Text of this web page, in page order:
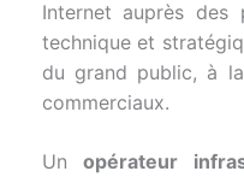
Internet auprès des
technique et
du grand public, à
commerciaux.
Unopérateur